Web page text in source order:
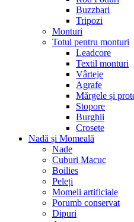
Buzzbari
Tripozi
Monturi
Totul pentru monturi
Leadcore
Textil monturi
Vârteje
Agrafe
Mărgele și
Stopore
Burghii
Crosete
Nadă și Momeală
Nade
Cuburi Macuc
Boilies
Peleți
Momeli artificiale
Porumb conservat
Dipuri